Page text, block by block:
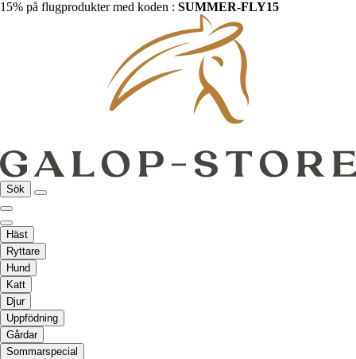
15% på flugprodukter med koden : SUMMER-FLY15
Sök
Häst
Ryttare
Hund
Katt
Djur
Uppfödning
Gårdar
Sommarspecial